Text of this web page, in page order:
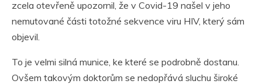
zcela otevřeně upozornil, že v Covid-19 našel v jeho
nemutované části totožné sekvence viru HIV, který sám
objevil.
To je velmi silná munice, ke které se podrobně dostanu.
Ovšem takovým doktorům se nedopřává sluchu široké